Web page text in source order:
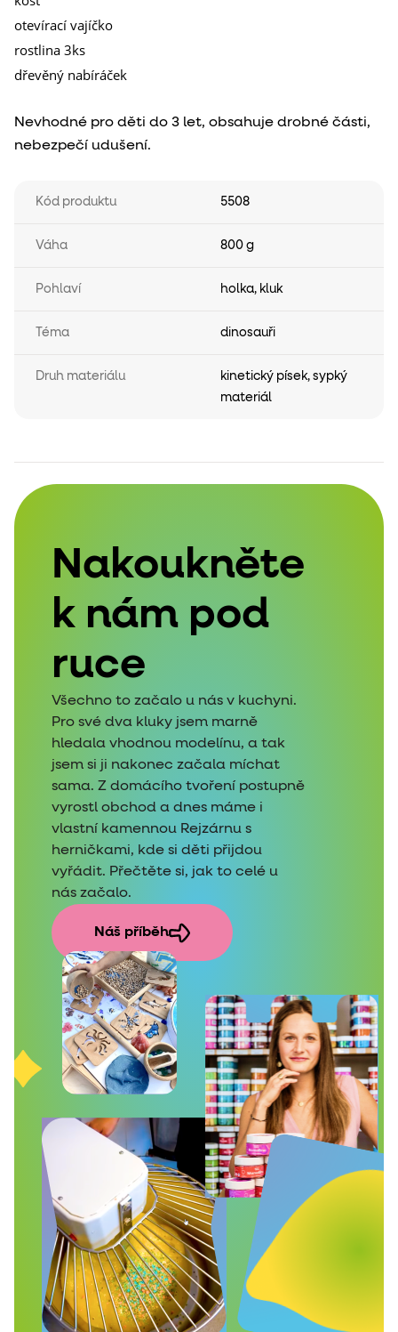
otevírací vajíčko
rostlina 3ks
dřevěný nabíráček
Nevhodné pro děti do 3 let, obsahuje drobné části,
nebezpečí udušení.
Kód produktu 5508
Váha 800 g
Pohlaví holka, kluk
Téma dinosauři
Druh materiálu kinetický písek, sypký
materiál
Nakoukněte
k nám pod
ruce
Všechno to začalo u nás v kuchyni.
Pro své dva kluky jsem marně
hledala vhodnou modelínu, a tak
jsem si ji nakonec začala míchat
sama. Z domácího tvoření postupně
vyrostl obchod a dnes máme i
vlastní kamennou Rejzárnu s
herničkami, kde si děti přijdou
vyřádit. Přečtěte si, jak to celé u
nás začalo.
Náš příběh